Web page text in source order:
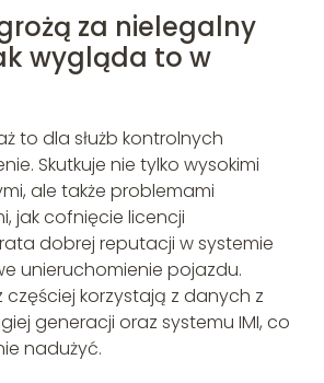
za nielegalny
wygląda to w
to dla służb kontrolnych
Skutkuje nie tylko wysokimi
ale także problemami
jak cofnięcie licencji
dobrej reputacji w systemie
unieruchomienie pojazdu.
korzystają z danych z
generacji oraz systemu IMI, co
nadużyć.